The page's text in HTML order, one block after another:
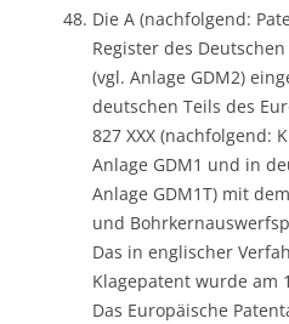
Die A (nachfolgend:
Register des
(vgl. Anlage GDM2)
deutschen Teils des
827 XXX (nachfolgend:
Anlage GDM1 und in
Anlage GDM1T) mit
und
Das in englischer
Klagepatent wurde am
Das Europäische